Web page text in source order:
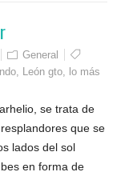
General
León gto
lo más
se trata de
que se
lados del sol
en forma de